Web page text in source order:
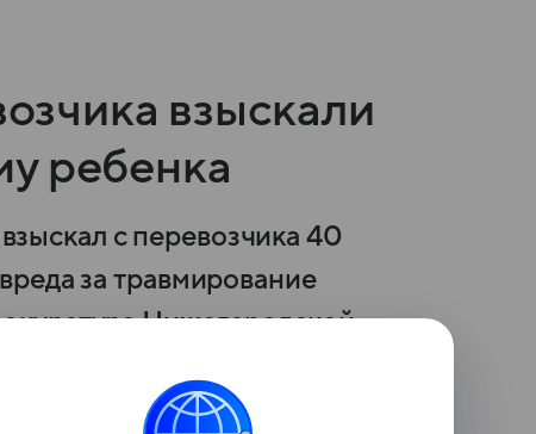
взыскали
ребенка
с перевозчика 40
за травмирование
Нижегородской